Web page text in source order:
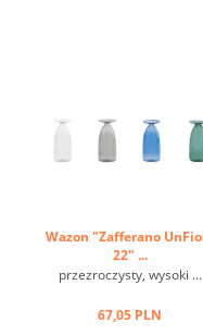
Wazon "Zafferano
22" ...
przezroczysty, wysoki ...
67,05 PLN